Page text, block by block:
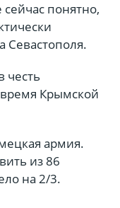
понятно,
Севастополя.
честь
Крымской
армия.
из 86
на 2/3.